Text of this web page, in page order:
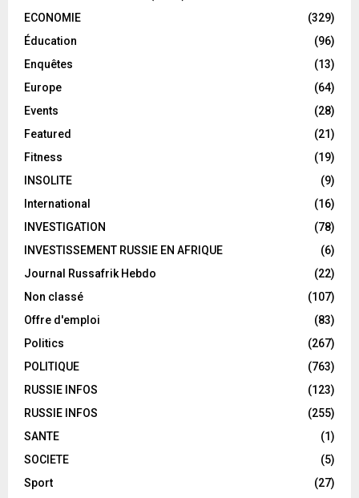
ECONOMIE
(329)
Éducation
(96)
Enquêtes
(13)
Europe
(64)
Events
(28)
Featured
(21)
Fitness
(19)
INSOLITE
(9)
International
(16)
INVESTIGATION
(78)
INVESTISSEMENT RUSSIE EN AFRIQUE
(6)
Journal Russafrik Hebdo
(22)
Non classé
(107)
Offre d'emploi
(83)
Politics
(267)
POLITIQUE
(763)
RUSSIE INFOS
(123)
RUSSIE INFOS
(255)
SANTE
(1)
SOCIETE
(5)
Sport
(27)